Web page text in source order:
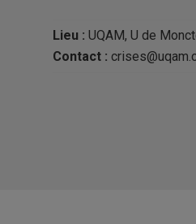
Lieu : UQAM, U de
Contact :